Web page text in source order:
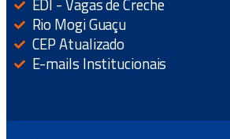
EDI - Vagas de Creche
Rio Mogi Guaçu
CEP Atualizado
E-mails Institucionais